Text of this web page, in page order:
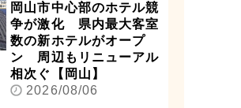
岡山市中心部のホテル競
争が激化 県内最大客室
数の新ホテルがオープ
ン 周辺もリニューアル
相次ぐ【岡山】
2026/08/06